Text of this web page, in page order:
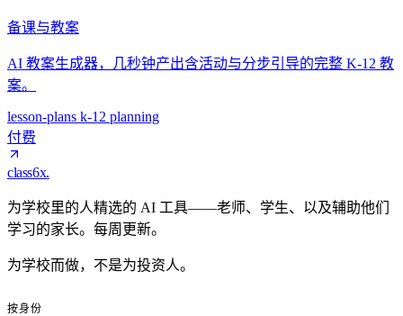
备课与教案
AI 教案生成器，几秒钟产出含活动与分步引导的完整 K-12 教
案。
lesson-plans k-12 planning
付费
class6x.
为学校里的人精选的 AI 工具——老师、学生、以及辅助他们
学习的家长。每周更新。
为学校而做，不是为投资人。
按身份